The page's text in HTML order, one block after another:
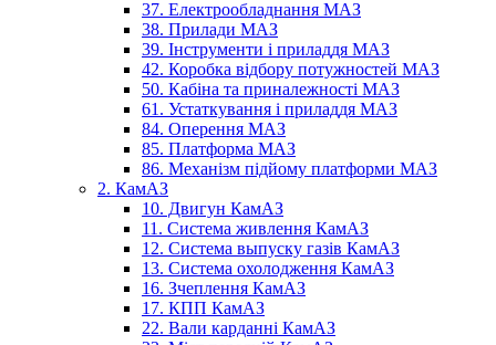
37. Електрообладнання МАЗ
38. Прилади МАЗ
39. Інструменти і приладдя МАЗ
42. Коробка відбору потужностей МАЗ
50. Кабіна та приналежності МАЗ
61. Устаткування і приладдя МАЗ
84. Оперення МАЗ
85. Платформа МАЗ
86. Механізм підйому платформи МАЗ
2. КамАЗ
10. Двигун КамАЗ
11. Система живлення КамАЗ
12. Система выпуску газів КамАЗ
13. Система охолодження КамАЗ
16. Зчеплення КамАЗ
17. КПП КамАЗ
22. Вали карданні КамАЗ